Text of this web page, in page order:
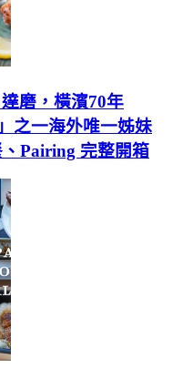
磨，橫濱70年
之一海外唯一姊妹
Pairing 完整開箱